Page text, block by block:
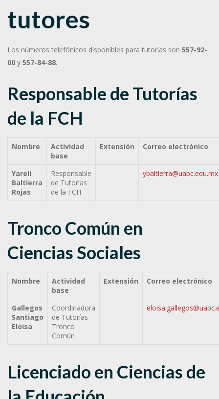
tutores
Los números telefónicos disponibles para tutorías son 557-92-
00 y 557-84-88.
Responsable de Tutorías
de la FCH
Nombre
Actividad
base
Extensión Correo electrónico
Yareli
Baltierra
Rojas
Responsable
de Tutorías
de la FCH
ybaltierra@uabc.edu.mx
Tronco Común en
Ciencias Sociales
Nombre
Actividad
base
Extensión Correo electrónico
Gallegos
Santiago
Eloisa
Coordinadora
de Tutorías
Tronco
Común
Licenciado en Ciencias de